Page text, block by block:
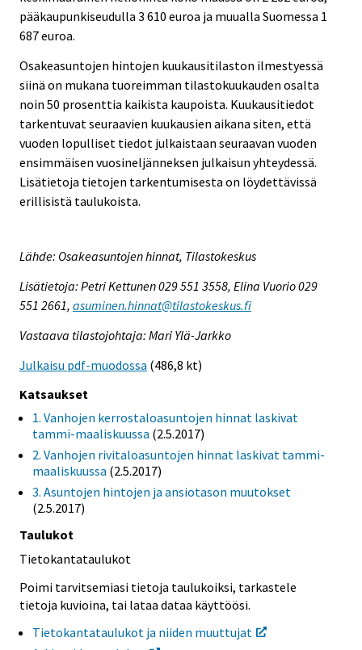
pääkaupunkiseudulla 3 610 euroa ja muualla Suomessa 1
687 euroa.
Osakeasuntojen hintojen kuukausitilaston ilmestyessä
siinä on mukana tuoreimman tilastokuukauden osalta
noin 50 prosenttia kaikista kaupoista. Kuukausitiedot
tarkentuvat seuraavien kuukausien aikana siten, että
vuoden lopulliset tiedot julkaistaan seuraavan vuoden
ensimmäisen vuosineljänneksen julkaisun yhteydessä.
Lisätietoja tietojen tarkentumisesta on löydettävissä
erillisistä taulukoista.
Lähde: Osakeasuntojen hinnat, Tilastokeskus
Lisätietoja: Petri Kettunen 029 551 3558, Elina Vuorio 029
551 2661, asuminen.hinnat@tilastokeskus.fi
Vastaava tilastojohtaja: Mari Ylä-Jarkko
Julkaisu pdf-muodossa (486,8 kt)
Katsaukset
1. Vanhojen kerrostaloasuntojen hinnat laskivat
tammi-maaliskuussa (2.5.2017)
2. Vanhojen rivitaloasuntojen hinnat laskivat tammi-
maaliskuussa (2.5.2017)
3. Asuntojen hintojen ja ansiotason muutokset
(2.5.2017)
Taulukot
Tietokantataulukot
Poimi tarvitsemiasi tietoja taulukoiksi, tarkastele
tietoja kuvioina, tai lataa dataa käyttöösi.
Tietokantataulukot ja niiden muuttujat